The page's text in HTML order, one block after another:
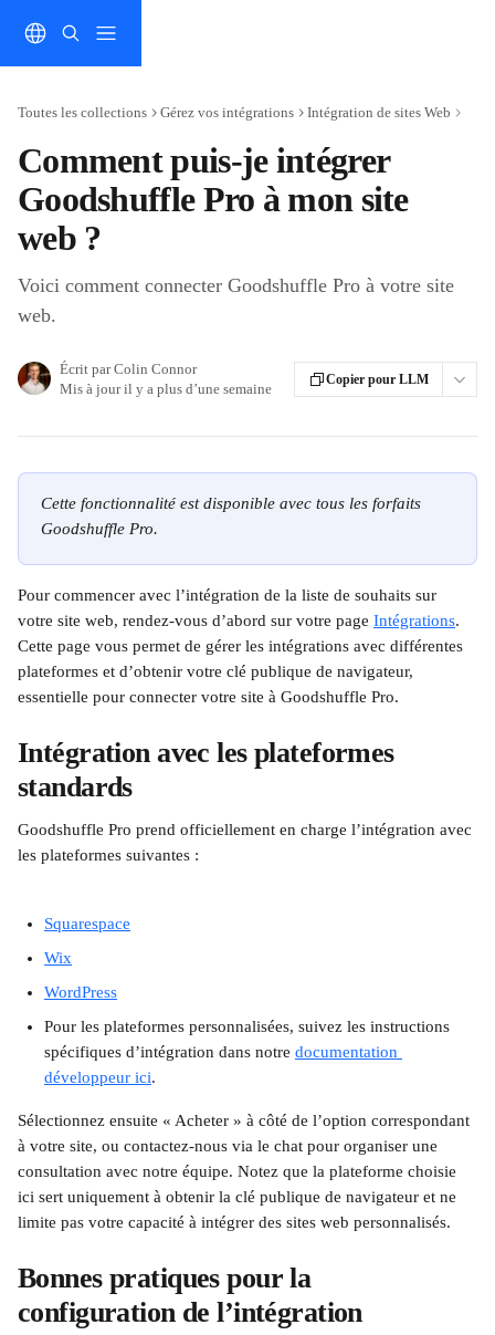
Toutes les collections Gérez vos intégrations Intégration de sites Web
Comment puis-je intégrer
Goodshuffle Pro à mon site
web ?
Voici comment connecter Goodshuffle Pro à votre site
web.
Écrit parColin Connor
Mis à jour il y a plus d’une semaine
Copier pour LLM
Cette fonctionnalité est disponible avec tous les forfaits
Goodshuffle Pro.
Pour commencer avec l’intégration de la liste de souhaits sur
votre site web, rendez-vous d’abord sur votre page Intégrations.
Cette page vous permet de gérer les intégrations avec différentes
plateformes et d’obtenir votre clé publique de navigateur,
essentielle pour connecter votre site à Goodshuffle Pro.
Intégration avec les plateformes
standards
Goodshuffle Pro prend officiellement en charge l’intégration avec
les plateformes suivantes :
Squarespace
Wix
WordPress
Pour les plateformes personnalisées, suivez les instructions
spécifiques d’intégration dans notre documentation
développeur ici.
Sélectionnez ensuite « Acheter » à côté de l’option correspondant
à votre site, ou contactez-nous via le chat pour organiser une
consultation avec notre équipe. Notez que la plateforme choisie
ici sert uniquement à obtenir la clé publique de navigateur et ne
limite pas votre capacité à intégrer des sites web personnalisés.
Bonnes pratiques pour la
configuration de l’intégration